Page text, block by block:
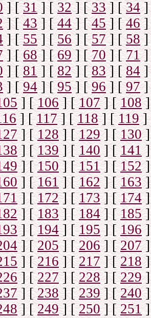
] [31] [32] [33] [34]
] [43] [44] [45] [46]
] [55] [56] [57] [58]
] [68] [69] [70] [71]
] [81] [82] [83] [84]
] [94] [95] [96] [97]
] [106] [107] [108]
] [117] [118] [119]
] [128] [129] [130]
] [139] [140] [ 141]
] [150] [151] [152]
] [161] [162] [163]
] [172] [173] [174]
] [183] [184] [185]
] [194] [195] [ 196]
] [205] [206] [207]
] [216] [217] [218]
] [227] [228] [229]
] [238] [239] [240]
] [249] [250] [251]